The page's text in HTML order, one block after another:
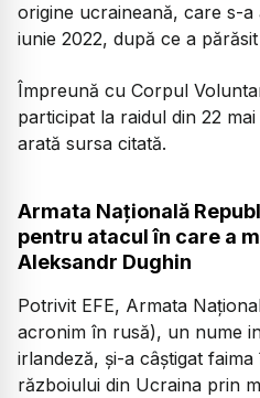
origine ucraineană, care s-
iunie 2022, după ce a părăsit
Împreună cu Corpul
participat la raidul din 22
arată sursa citată.
Armata Naţională
pentru atacul în care a
Aleksandr Dughin
Potrivit EFE, Armata
acronim în rusă), un nume
irlandeză, şi-a câştigat
războiului din Ucraina prin